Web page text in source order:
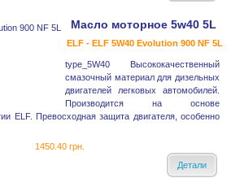
Масло моторное 5w40 5L
ELF - ELF 5W40 Evolution 900 NF 5L
type_5W40 Высококачественный
смазочный материал для дизельных
двигателей легковых автомобилей.
Производится на основе
ELF. Превосходная защита двигателя, особенно
1450.40 грн.
Детали